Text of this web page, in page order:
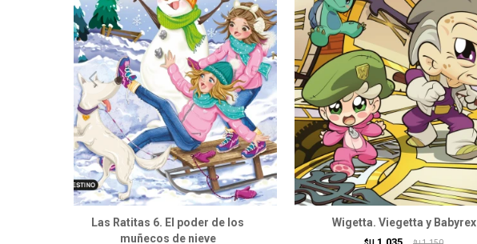
Las Ratitas 6. El poder de los
muñecos de nieve
Wigetta. Viegetta y Babyrex